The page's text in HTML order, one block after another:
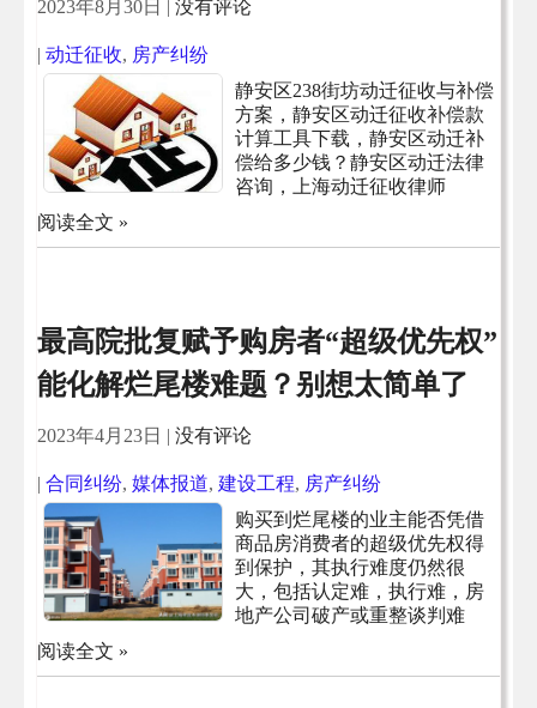
2023年8月30日 | 没有评论
| 动迁征收, 房产纠纷
静安区238街坊动迁征收与补偿
方案，静安区动迁征收补偿款
计算工具下载，静安区动迁补
偿给多少钱？静安区动迁法律
咨询，上海动迁征收律师
阅读全文 »
最高院批复赋予购房者“超级优先权”
能化解烂尾楼难题？别想太简单了
2023年4月23日 | 没有评论
| 合同纠纷, 媒体报道, 建设工程, 房产纠纷
购买到烂尾楼的业主能否凭借
商品房消费者的超级优先权得
到保护，其执行难度仍然很
大，包括认定难，执行难，房
地产公司破产或重整谈判难
阅读全文 »